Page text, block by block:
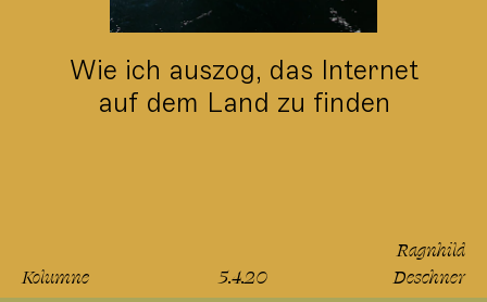
Wie ich auszog, das Internet
auf dem Land zu finden
Kolumne 5.4.20
Ragnhild
Deschner